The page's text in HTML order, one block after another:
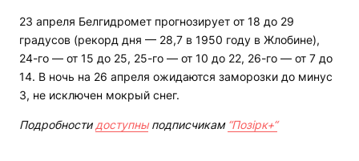
23 апреля Белгидромет прогнозирует от 18 до 29
градусов (рекорд дня — 28,7 в 1950 году в Жлобине),
24-го — от 15 до 25, 25-го — от 10 до 22, 26-го — от 7 до
14. В ночь на 26 апреля ожидаются заморозки до минус
3, не исключен мокрый снег.
Подробности доступныподписчикам “Позірк+“